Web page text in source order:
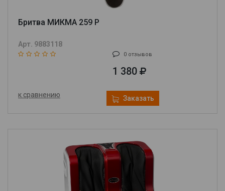
Бритва МИКМА 259 Р
Арт. 9883118
0 отзывов
1 380
к сравнению Заказать